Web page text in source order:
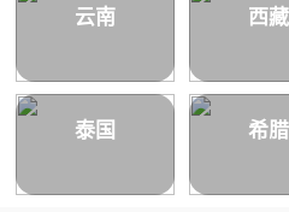
云南 西藏
泰国 希腊
特爱有品西班牙求婚策划公司